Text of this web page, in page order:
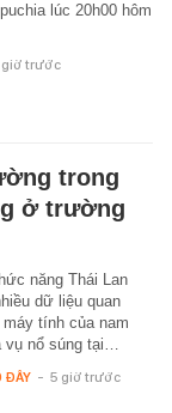
lúc 20h00 hôm
giờ trước
trong
ở trường
năng Thái Lan
dữ liệu quan
máy tính của nam
vụ nổ súng tại…
ĐÂY - 5 giờ trước